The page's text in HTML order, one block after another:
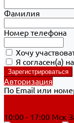
Фамилия
Номер телефона
Хочу
Я согласен(а) на
Авторизация
По Email или
10:00 - 17:00 Мск